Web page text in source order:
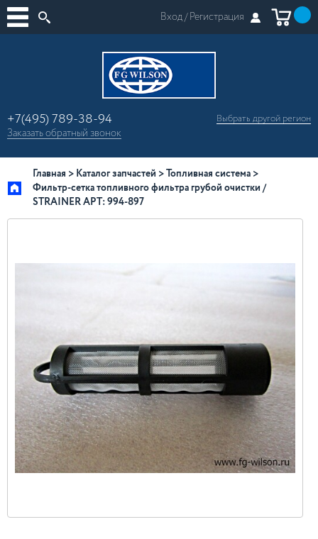
Вход /Регистрация
+7(495) 789-38-94
Заказатьобратный звонок
Выбрать другой регион
Главная Каталог запчастей
Топливная система
Фильтр-сетка топливного фильтра грубой очистки /
STRAINER АРТ: 994-897